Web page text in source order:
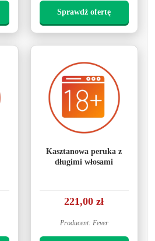
Sprawdź ofertę
Kasztanowa peruka z
długimi włosami
221,00 zł
Producent: Fever